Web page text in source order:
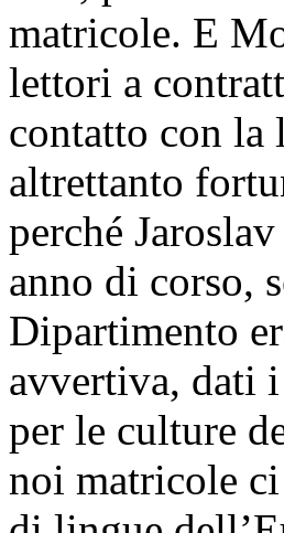
matricole. E
lettori a
contatto con la
altrettanto
perché
anno di corso,
Dipartimento
avvertiva, dati
per le culture
noi matricole